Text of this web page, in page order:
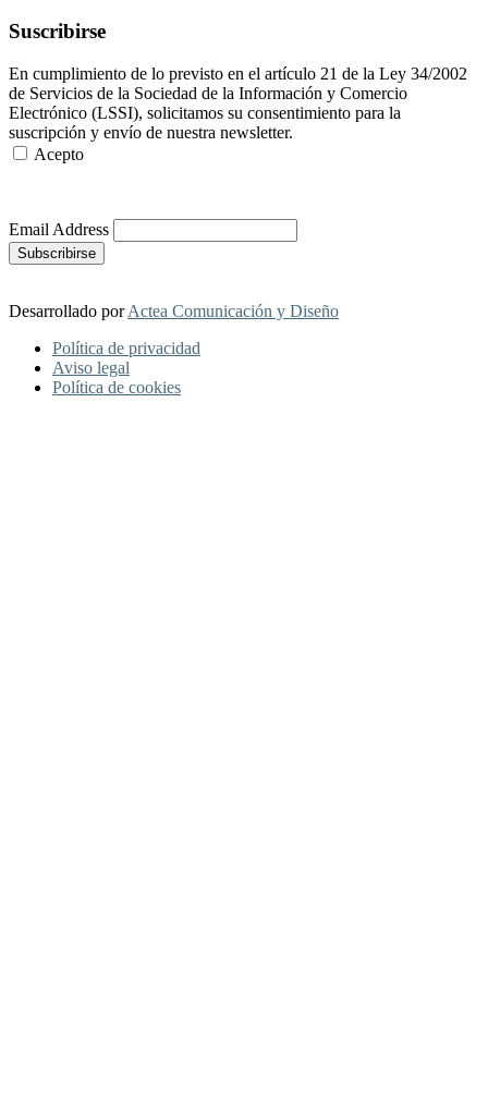
Suscribirse
En cumplimiento de lo previsto en el artículo 21 de la Ley 34/2002
de Servicios de la Sociedad de la Información y Comercio
Electrónico (LSSI), solicitamos su consentimiento para la
suscripción y envío de nuestra newsletter.
Acepto
Email Address
Desarrollado porActea Comunicación y Diseño
Política de privacidad
Aviso legal
Política de cookies